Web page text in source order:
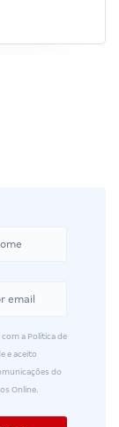
a Política de
e aceito
do
Online.